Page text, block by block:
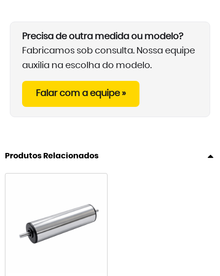
Precisa de outra medida ou modelo?
Fabricamos sob consulta. Nossa equipe
auxilia na escolha do modelo.
Falar com a equipe »
Produtos Relacionados